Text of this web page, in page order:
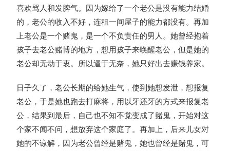
喜欢骂人和发脾气。因为嫁给了一个老公是没有能力结婚
的，老公的收入不好，连租一间屋子的能力都没有。再加
上老公是一个赌鬼，是一个不负责任的男人。她曾经抱着
孩子去老公赌博的地方，想用孩子来唤醒老公，但是她的
老公却无动于衷。所以逼于无奈，她只好出去赚钱养家。
日子久了，老公长期的给她生气，使到她想发泄，想报复
老公，于是她也跑去打麻将，用以牙还牙的方式来报复老
公，结果到最后，自己也不知不觉变成了赌鬼，开始对这
个家不闻不问，想放弃这个家庭了。再加上，后来儿女对
她的不谅解，因为老公曾经是赌鬼，她也曾经是赌鬼，可